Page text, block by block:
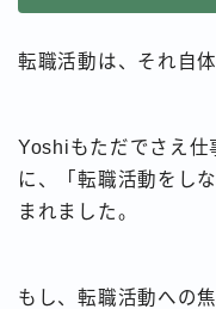
転職活動は、それ自
Yoshiもただでさえ仕
に、「転職活動をし
まれました。
もし、転職活動への